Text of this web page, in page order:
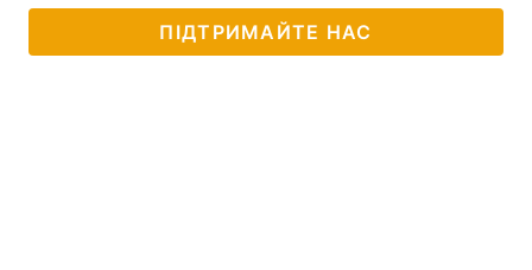
ПІДТРИМАЙТЕ НАС